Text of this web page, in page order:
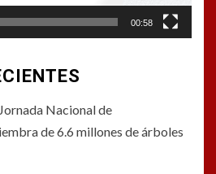
00:58
Nacional de
de 6.6 millones de árboles